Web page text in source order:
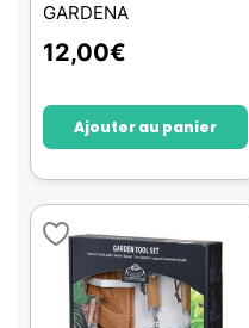
GARDENA
12,00€
Ajouter au panier